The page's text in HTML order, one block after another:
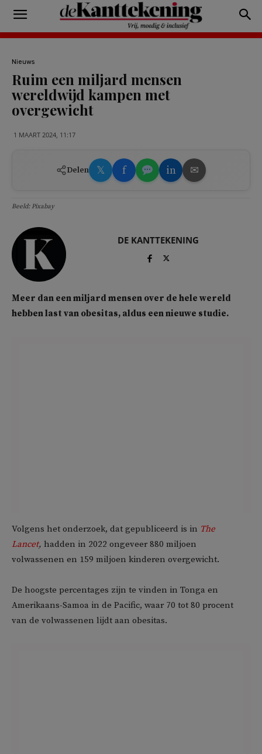
Nieuws
Ruim een miljard mensen
wereldwijd kampen met
overgewicht
1 MAART 2024, 11:17
Delen 𝕏 f in ✉
Beeld: Pixabay
DE KANTTEKENING
Meer dan een miljard mensen over de hele wereld
hebben last van obesitas, aldus een nieuwe studie.
Volgens het onderzoek, dat gepubliceerd is in The
Lancet, hadden in 2022 ongeveer 880 miljoen
volwassenen en 159 miljoen kinderen overgewicht.
De hoogste percentages zijn te vinden in Tonga en
Amerikaans-Samoa in de Pacific, waar 70 tot 80 procent
van de volwassenen lijdt aan obesitas.